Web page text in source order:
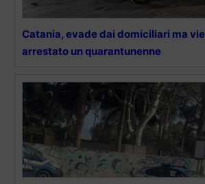
Catania, evade dai domiciliari ma
arrestato un quarantunenne